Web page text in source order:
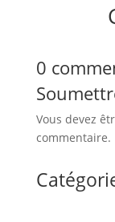
0
Vous devez
commentaire.